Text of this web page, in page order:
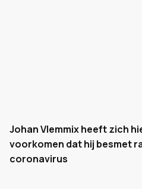
Johan Vlemmix heeft zich
voorkomen dat hij besmet
coronavirus